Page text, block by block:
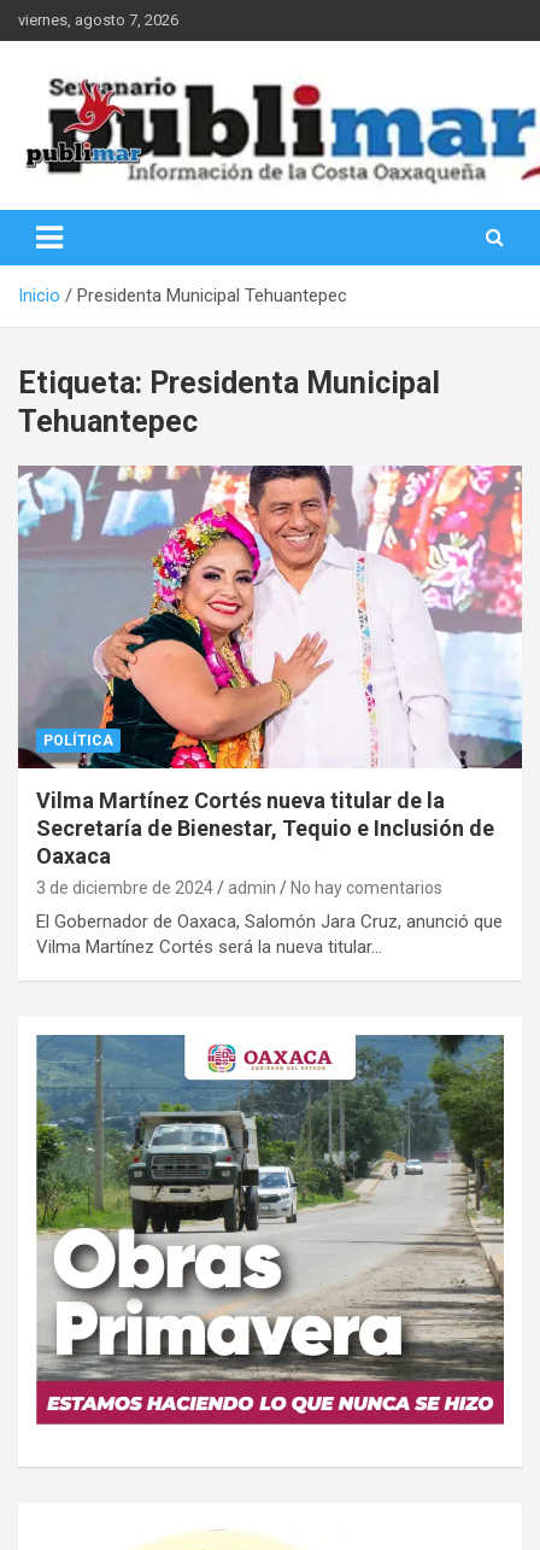
Saltar
al
viernes, agosto 7, 2026
PubliMar
Inicio Presidenta Municipal Tehuantepec
Etiqueta: Presidenta Municipal
Tehuantepec
POLÍTICA
Vilma Martínez Cortés nueva titular de la
Secretaría de Bienestar, Tequio e Inclusión de
Oaxaca
3 de diciembre de 2024 admin No hay comentarios
El Gobernador de Oaxaca, Salomón Jara Cruz, anunció que
Vilma Martínez Cortés será la nueva titular…